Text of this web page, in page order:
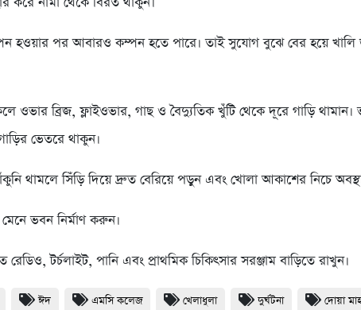
হওয়ার পর আবারও কম্পন হতে পারে। তাই সুযোগ বুঝে বের হয়ে খালি
ওভার ব্রিজ, ফ্লাইওভার, গাছ ও বৈদ্যুতিক খুঁটি থেকে দূরে গাড়ি
ভেতরে থাকুন।
থামলে সিঁড়ি দিয়ে দ্রুত বেরিয়ে পড়ুন এবং খোলা আকাশের নিচে
মেনে ভবন নির্মাণ করুন।
রেডিও, টর্চলাইট, পানি এবং প্রাথমিক চিকিৎসার সরঞ্জাম বাড়িতে রাখুন।
ঈদ এমসি কলেজ খেলাধুলা দুর্ঘটনা দোয়া